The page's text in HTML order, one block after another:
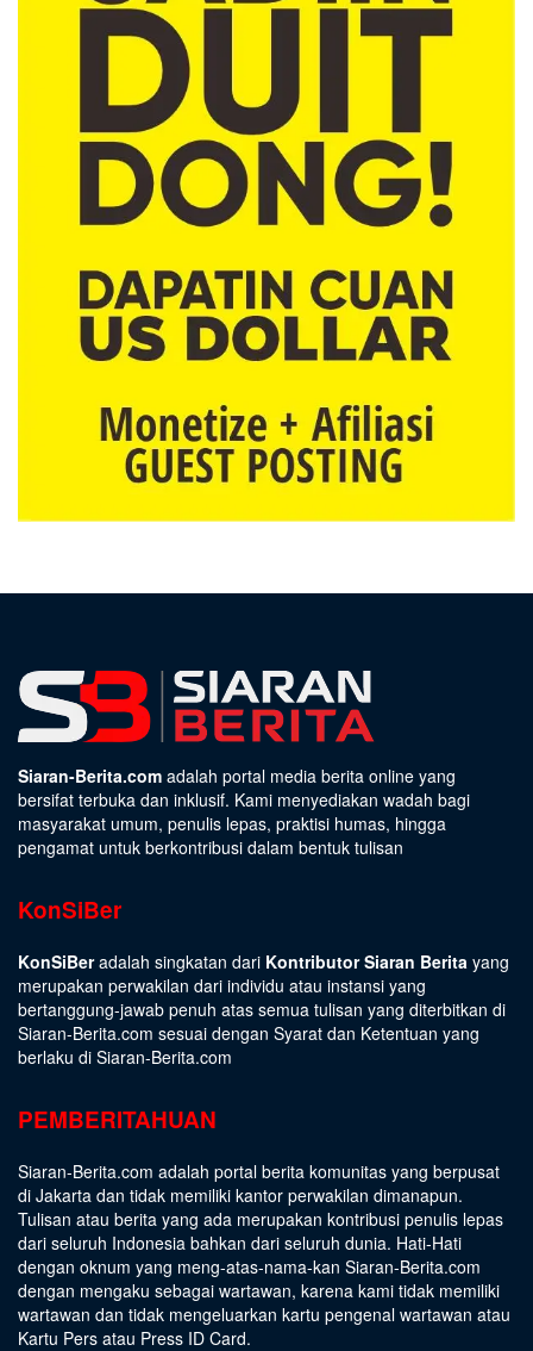
Siaran-Berita.com adalah portal media berita online yang
bersifat terbuka dan inklusif. Kami menyediakan wadah bagi
masyarakat umum, penulis lepas, praktisi humas, hingga
pengamat untuk berkontribusi dalam bentuk tulisan
KonSiBer
KonSiBeradalah singkatan dari Kontributor Siaran Berita yang
merupakan perwakilan dari individu atau instansi yang
bertanggung-jawab penuh atas semua tulisan yang diterbitkan di
Siaran-Berita.com sesuai dengan Syarat dan Ketentuan yang
berlaku di Siaran-Berita.com
PEMBERITAHUAN
Siaran-Berita.com adalah portal berita komunitas yang berpusat
di Jakarta dan tidak memiliki kantor perwakilan dimanapun.
Tulisan atau berita yang ada merupakan kontribusi penulis lepas
dari seluruh Indonesia bahkan dari seluruh dunia. Hati-Hati
dengan oknum yang meng-atas-nama-kan Siaran-Berita.com
dengan mengaku sebagai wartawan, karena kami tidak memiliki
wartawan dan tidak mengeluarkan kartu pengenal wartawan atau
Kartu Pers atau Press ID Card.